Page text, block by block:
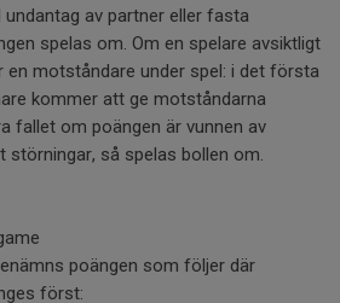
av partner eller fasta
spelas om. Om en spelare avsiktligt
en motståndare under spel: i det första
kommer att ge motståndarna
fallet om poängen är vunnen av
störningar, så spelas bollen om.
poängen som följer där
först: